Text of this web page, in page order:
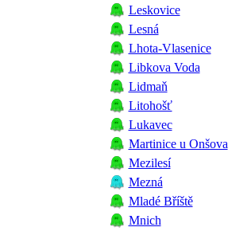
Leskovice
Lesná
Lhota-Vlasenice
Libkova Voda
Lidmaň
Litohošť
Lukavec
Martinice u Onšova
Mezilesí
Mezná
Mladé Bříště
Mnich